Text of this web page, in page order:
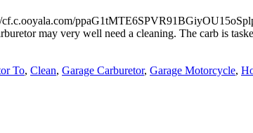
may very well need a cleaning. The carb is
To, Clean, Garage Carburetor, Garage Motorcycle,